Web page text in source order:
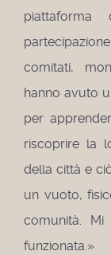
comitati,
hanno avuto
per
riscoprire la
della città e
un vuoto,
comunità.
funzionata.»